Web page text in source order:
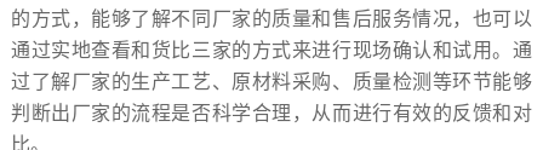
的方式，能够了解不同厂家的质量和售后服务情况，也可以
通过实地查看和货比三家的方式来进行现场确认和试用。通
过了解厂家的生产工艺、原材料采购、质量检测等环节能够
判断出厂家的流程是否科学合理，从而进行有效的反馈和对
比。